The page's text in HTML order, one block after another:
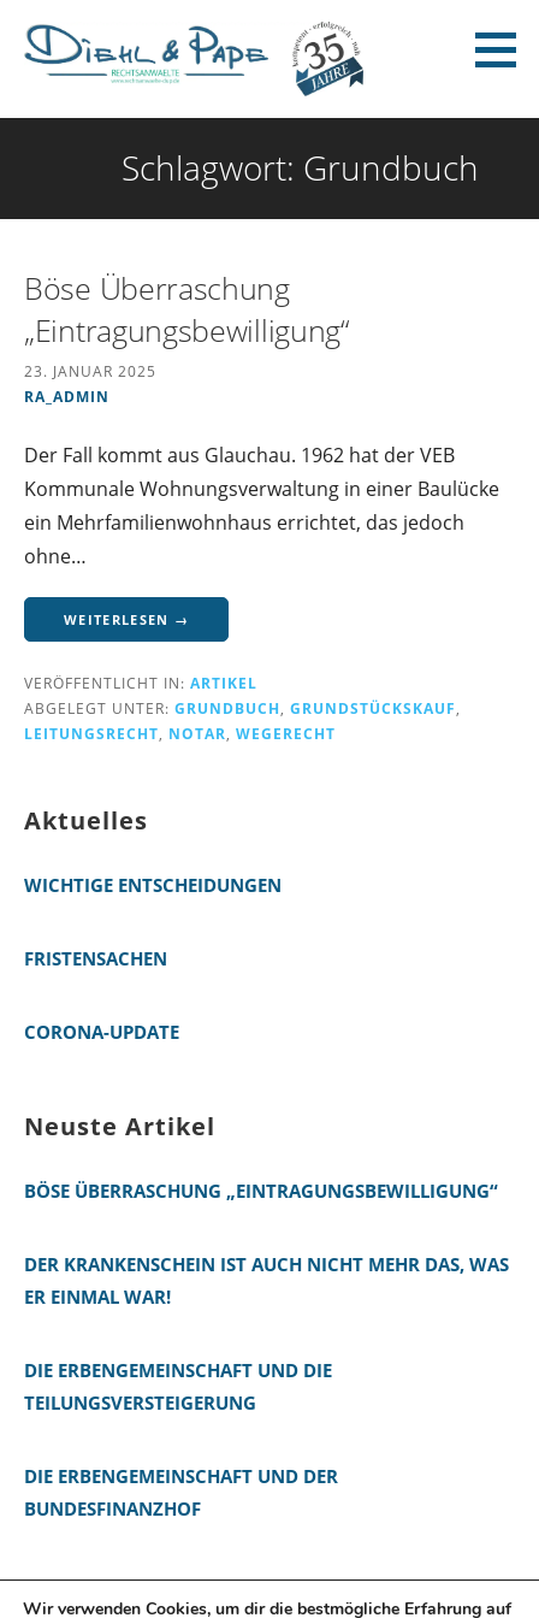
Inhalt
springen
Diehl & Pape - Rechtsanwälte
Schlagwort: Grundbuch
Böse Überraschung
„Eintragungsbewilligung“
23. JANUAR 2025
RA_ADMIN
Der Fall kommt aus Glauchau. 1962 hat der VEB
Kommunale Wohnungsverwaltung in einer Baulücke
ein Mehrfamilienwohnhaus errichtet, das jedoch
ohne…
WEITERLESEN →
VERÖFFENTLICHT IN: ARTIKEL
ABGELEGT UNTER: GRUNDBUCH GRUNDSTÜCKSKAUF
LEITUNGSRECHT
NOTAR WEGERECHT
Aktuelles
WICHTIGE ENTSCHEIDUNGEN
FRISTENSACHEN
CORONA-UPDATE
Neuste Artikel
BÖSE ÜBERRASCHUNG „EINTRAGUNGSBEWILLIGUNG“
DER KRANKENSCHEIN IST AUCH NICHT MEHR DAS, WAS
ER EINMAL WAR!
DIE ERBENGEMEINSCHAFT UND DIE
TEILUNGSVERSTEIGERUNG
DIE ERBENGEMEINSCHAFT UND DER
BUNDESFINANZHOF
Wir verwenden Cookies, um dir die bestmögliche Erfahrung auf